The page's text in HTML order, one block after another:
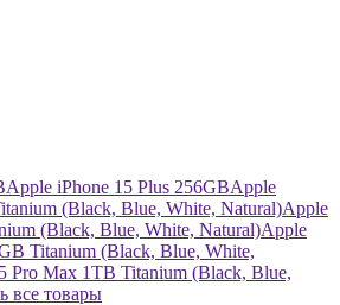
Apple iPhone 15 Plus 256GBApple
(Black, Blue, White, Natural)Apple
(Black, Blue, White, Natural)Apple
Titanium (Black, Blue, White,
Pro Max 1TB Titanium (Black, Blue,
все товары